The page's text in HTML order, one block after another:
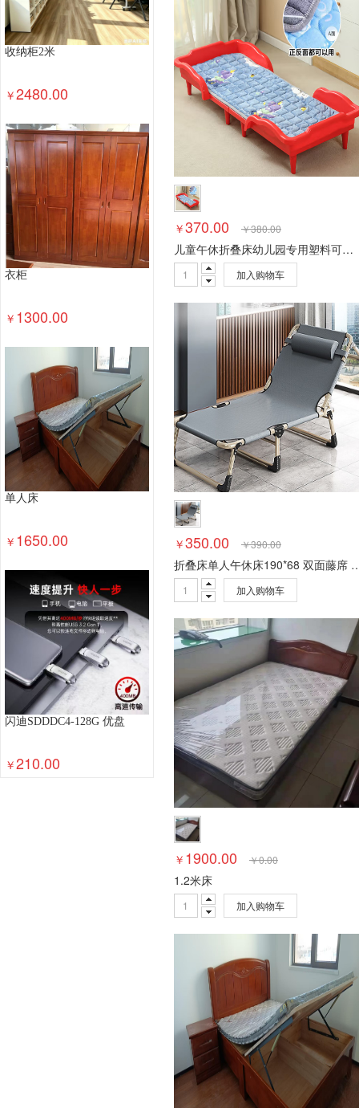
收纳柜2米
￥2480.00
衣柜
￥ 1300.00
单人床
￥ 1650.00
闪迪SDDDC4-128G 优盘
￥210.00
￥370.00 ￥380.00
儿童午休折叠床幼儿园专用塑料可家庭小孩午 豪华加厚升级 豪华加厚升级款+席子+垫子
加入购物车
￥350.00 ￥390.00
折叠床单人午休床
加入购物车
￥ 1900.00 ￥0.00
1.2米床
加入购物车